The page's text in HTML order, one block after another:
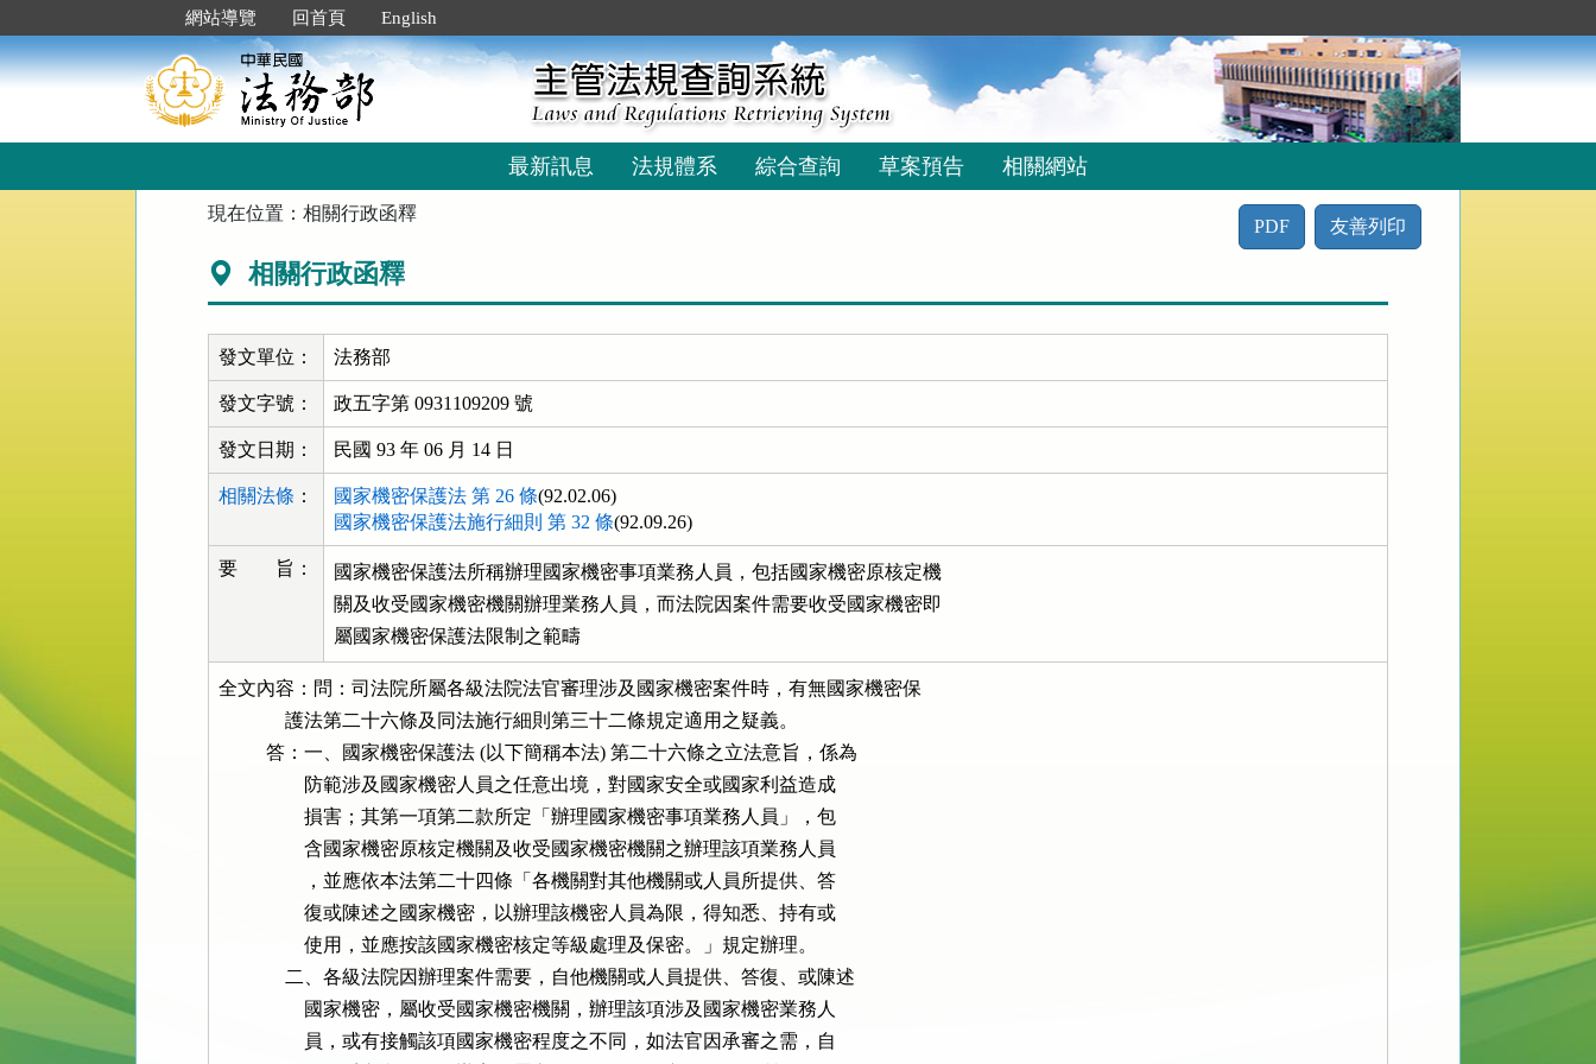
到
主
要
網站導覽 回首頁 English
最新訊息 法規體系 綜合查詢 草案預告 相關網站
現在位置：相關行政函釋
PDF 友善列印
相關行政函釋
發文單位： 法務部
發文字號： 政五字第 0931109209 號
發文日期： 民國 93 年 06 月 14 日
相關法條 ： 國家機密保護法 第 26 條(92.02.06)
國家機密保護法施行細則 第 32 條(92.09.26)
要 旨：
國家機密保護法所稱辦理國家機密事項業務人員，包括國家機密原核定機
關及收受國家機密機關辦理業務人員，而法院因案件需要收受國家機密即
屬國家機密保護法限制之範疇
全文內容：問：司法院所屬各級法院法官審理涉及國家機密案件時，有無國家機密保
              護法第二十六條及同法施行細則第三十二條規定適用之疑義。
          答：一、國家機密保護法 (以下簡稱本法) 第二十六條之立法意旨，係為
                  防範涉及國家機密人員之任意出境，對國家安全或國家利益造成
                  損害；其第一項第二款所定「辦理國家機密事項業務人員」，包
                  含國家機密原核定機關及收受國家機密機關之辦理該項業務人員
                  ，並應依本法第二十四條「各機關對其他機關或人員所提供、答
                  復或陳述之國家機密，以辦理該機密人員為限，得知悉、持有或
                  使用，並應按該國家機密核定等級處理及保密。」規定辦理。
              二、各級法院因辦理案件需要，自他機關或人員提供、答復、或陳述
                  國家機密，屬收受國家機密機關，辦理該項涉及國家機密業務人
                  員，或有接觸該項國家機密程度之不同，如法官因承審之需，自